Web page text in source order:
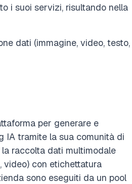
i suoi servizi, risultando nella
dati (immagine, video, testo,
per generare e
IA tramite la sua comunità di
raccolta dati multimodale
video) con etichettatura
sono eseguiti da un pool